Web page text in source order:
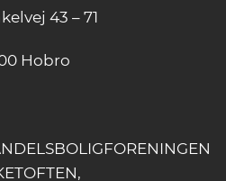
43 – 71
Hobro